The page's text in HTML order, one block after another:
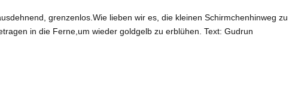
grenzenlos.Wie lieben wir es, die kleinen Schirmchenhinweg zu
in die Ferne,um wieder goldgelb zu erblühen. Text: Gudrun